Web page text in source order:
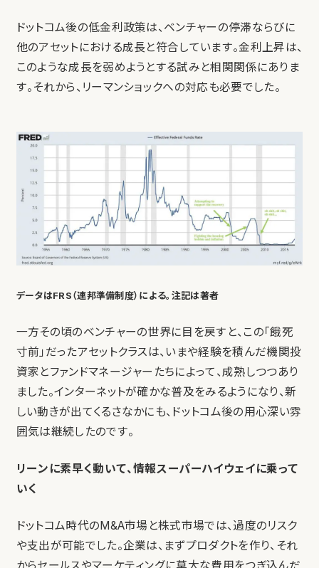
ドットコム後の低金利政策は、ベンチャーの停滞ならびに
他のアセットにおける成長と符合しています。金利上昇は、
このような成長を弱めようとする試みと相関関係にありま
す。それから、リーマンショックへの対応も必要でした。
データはFRS（連邦準備制度）による。注記は著者
一方その頃のベンチャーの世界に目を戻すと、この「餓死
寸前」だったアセットクラスは、いまや経験を積んだ機関投
資家とファンドマネージャーたちによって、成熟しつつあり
ました。インターネットが確かな普及をみるようになり、新
しい動きが出てくるさなかにも、ドットコム後の用心深い雰
囲気は継続したのです。
リーンに素早く動いて、情報スーパーハイウェイに乗って
いく
ドットコム時代のM&A市場と株式市場では、過度のリスク
や支出が可能でした。企業は、まずプロダクトを作り、それ
からセールスやマーケティングに莫大な費用をつぎ込んだ